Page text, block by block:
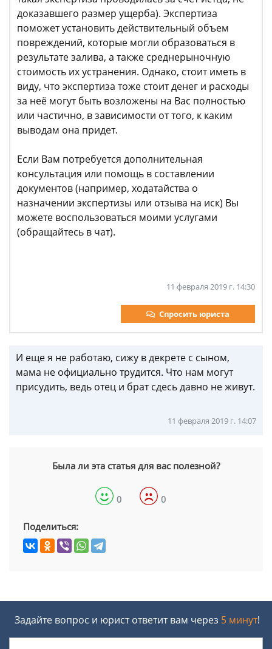
доказавшего размер ущерба). Экспертиза
поможет установить действительный объем
повреждений, которые могли образоваться в
результате залива, а также среднерыночную
стоимость их устранения. Однако, стоит иметь в
виду, что экспертиза тоже стоит денег и расходы
за неё могут быть возложены на Вас полностью
или частично, в зависимости от того, к каким
выводам она придет.
Если Вам потребуется дополнительная
консультация или помощь в составлении
документов (например, ходатайства о
назначении экспертизы или отзыва на иск) Вы
можете воспользоваться моими услугами
(обращайтесь в чат).
11 февраля 2019 г. 14:30
Спросить юриста
И еще я не работаю, сижу в декрете с сыном,
мама не официально трудится. Что нам могут
присудить, ведь отец и брат сдесь давно не живут.
11 февраля 2019 г. 14:07
Была ли эта статья для вас полезной?
0 0
Поделиться:
Задайте вопрос и юрист ответит вам через 5 минут!